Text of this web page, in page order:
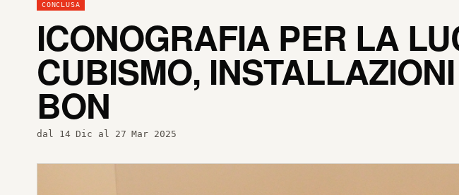
CONCLUSA
ICONOGRAFIA PER LA
CUBISMO,
BON
dal 14 Dic al 27 Mar 2025